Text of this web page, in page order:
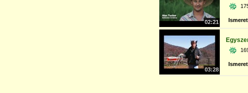
02:21
03:28